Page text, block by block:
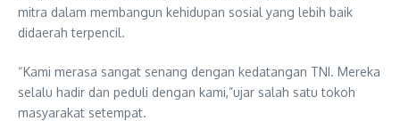
mitra dalam membangun kehidupan sosial yang lebih baik
didaerah terpencil.
“Kami merasa sangat senang dengan kedatangan TNI. Mereka
selalu hadir dan peduli dengan kami,”ujar salah satu tokoh
masyarakat setempat.